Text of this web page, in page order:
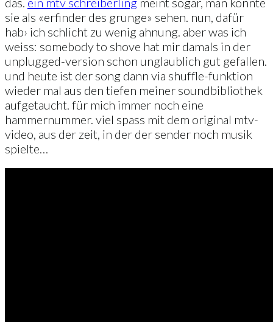
sie als «erfinder des grunge» sehen. nun, dafür
hab› ich schlicht zu wenig ahnung. aber was ich
weiss: somebody to shove hat mir damals in der
unplugged-version schon unglaublich gut gefallen.
und heute ist der song dann via shuffle-funktion
wieder mal aus den tiefen meiner soundbibliothek
aufgetaucht. für mich immer noch eine
hammernummer. viel spass mit dem original mtv-
video, aus der zeit, in der der sender noch musik
spielte…